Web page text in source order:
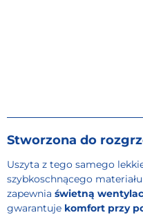
Stworzona do
Uszyta z tego samego
szybkoschnącego
zapewnia świetną
gwarantuje komfort przy